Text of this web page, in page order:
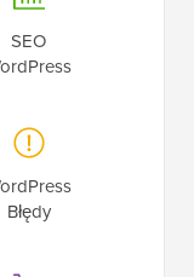
SEO
Błędy